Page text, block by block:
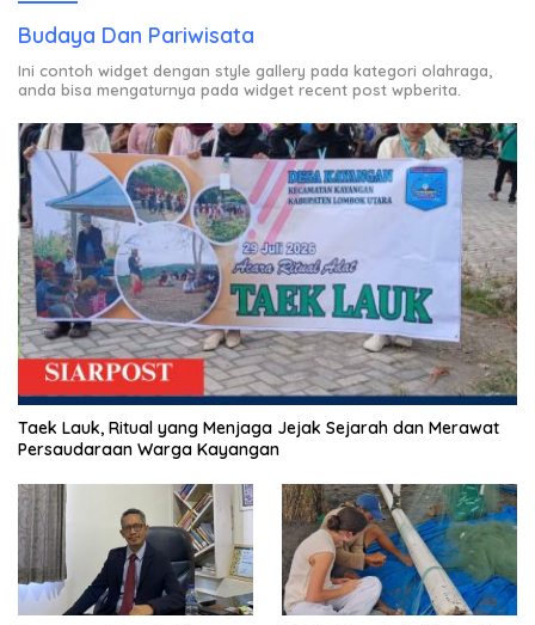
Budaya Dan Pariwisata
Ini contoh widget dengan style gallery pada kategori olahraga,
anda bisa mengaturnya pada widget recent post wpberita.
Taek Lauk, Ritual yang Menjaga Jejak Sejarah dan Merawat
Persaudaraan Warga Kayangan